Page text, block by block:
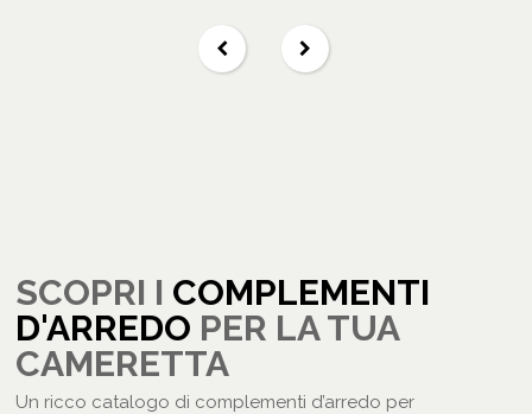
SCOPRI I COMPLEMENTI
D'ARREDO PER LA TUA
CAMERETTA
Un ricco catalogo di complementi d’arredo per